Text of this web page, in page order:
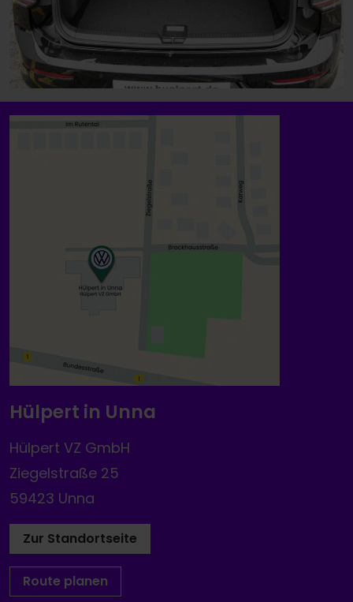
Hülpert in Unna
Hülpert VZ GmbH
Ziegelstraße 25
59423 Unna
Zur Standortseite
Route planen